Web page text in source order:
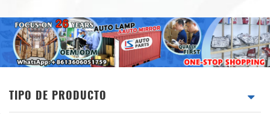
TIPO DE PRODUCTO